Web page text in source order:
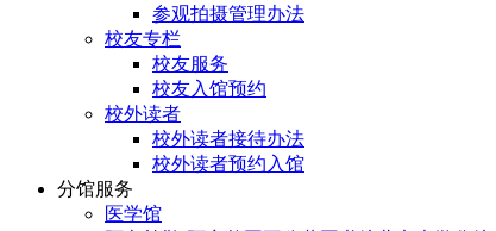
参观拍摄管理办法
校友专栏
校友服务
校友入馆预约
校外读者
校外读者接待办法
校外读者预约入馆
分馆服务
医学馆